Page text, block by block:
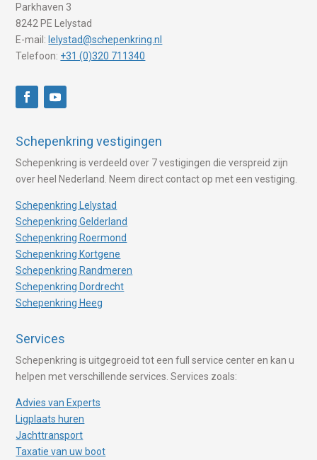
Parkhaven 3
8242 PE Lelystad
E-mail: lelystad@schepenkring.nl
Telefoon: +31 (0)320 711340
Schepenkring vestigingen
Schepenkring is verdeeld over 7 vestigingen die verspreid zijn
over heel Nederland. Neem direct contact op met een vestiging.
Schepenkring Lelystad
Schepenkring Gelderland
Schepenkring Roermond
Schepenkring Kortgene
Schepenkring Randmeren
Schepenkring Dordrecht
Schepenkring Heeg
Services
Schepenkring is uitgegroeid tot een full service center en kan u
helpen met verschillende services. Services zoals:
Advies van Experts
Ligplaats huren
Jachttransport
Taxatie van uw boot